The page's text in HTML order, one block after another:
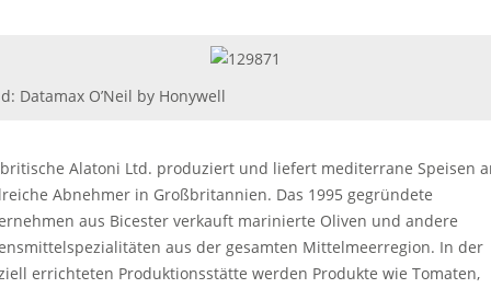
Datamax O’Neil by Honywell
Alatoni Ltd. produziert und liefert mediterrane Speisen
Abnehmer in Großbritannien. Das 1995 gegründete
aus Bicester verkauft marinierte Oliven und andere
aus der gesamten Mittelmeerregion. In der
errichteten Produktionsstätte werden Produkte wie Tomaten,